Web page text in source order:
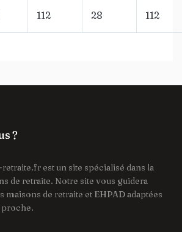
112 28 112
?
est un site spécialisé dans la
de retraite. Notre site vous guidera
maisons de retraite et EHPAD adaptées
proche.